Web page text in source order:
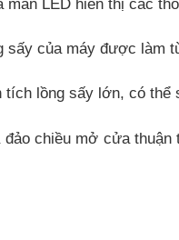
màn LED hiển thị các
sấy của máy được làm
tích lồng sấy lớn, có thể
đảo chiều mở cửa thuận
xếp chồng để đặt máy